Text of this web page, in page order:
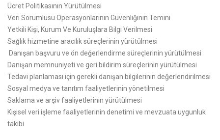
Ücret Politikasının Yürütülmesi
Veri Sorumlusu Operasyonlarının Güvenliğinin Temini
Yetkili Kişi, Kurum Ve Kuruluşlara Bilgi Verilmesi
Sağlık hizmetine aracılık süreçlerinin yürütülmesi
Danışan başvuru ve ön değerlendirme süreçlerinin yürütülmesi
Danışan memnuniyeti ve geri bildirim süreçlerinin yürütülmesi
Tedavi planlaması için gerekli danışan bilgilerinin değerlendirilmesi
Sosyal medya ve tanıtım faaliyetlerinin yönetilmesi
Saklama ve arşiv faaliyetlerinin yürütülmesi
Kişisel veri işleme faaliyetlerinin denetimi ve mevzuata uygunluk
takibi